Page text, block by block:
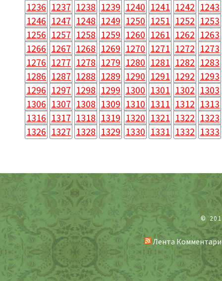
1236 1237 1238 1239 1240 1241 1242 1243
1246 1247 1248 1249 1250 1251 1252 1253
1256 1257 1258 1259 1260 1261 1262 1263
1266 1267 1268 1269 1270 1271 1272 1273
1276 1277 1278 1279 1280 1281 1282 1283
1286 1287 1288 1289 1290 1291 1292 1293
1296 1297 1298 1299 1300 1301 1302 1303
1306 1307 1308 1309 1310 1311 1312 1313
1316 1317 1318 1319 1320 1321 1322 1323
1326 1327 1328 1329 1330 1331 1332 1333
©
Лента